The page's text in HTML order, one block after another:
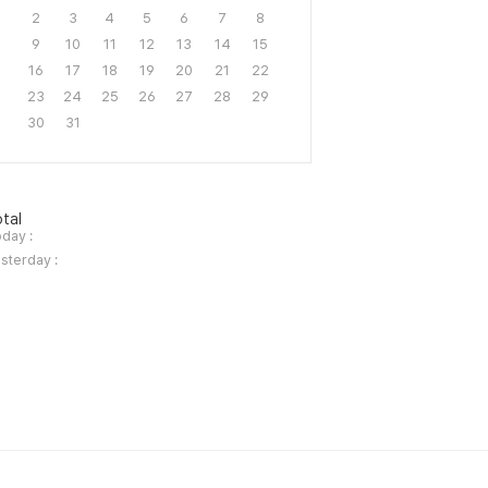
2
3 4 5 6 7
8
9
10 11 12 13 14
15
16
17 18 19 20 21
22
23
24 25 26 27 28
29
30
31
:
: